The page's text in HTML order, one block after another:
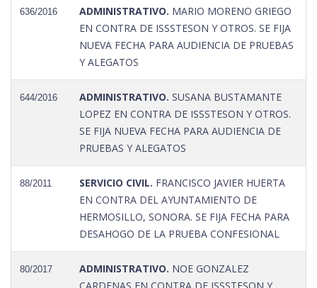
636/2016 ADMINISTRATIVO. MARIO MORENO GRIEGO
EN CONTRA DE ISSSTESON Y OTROS. SE FIJA
NUEVA FECHA PARA AUDIENCIA DE PRUEBAS
Y ALEGATOS
644/2016 ADMINISTRATIVO. SUSANA BUSTAMANTE
LOPEZ EN CONTRA DE ISSSTESON Y OTROS.
SE FIJA NUEVA FECHA PARA AUDIENCIA DE
PRUEBAS Y ALEGATOS
88/2011 SERVICIO CIVIL. FRANCISCO JAVIER HUERTA
EN CONTRA DEL AYUNTAMIENTO DE
HERMOSILLO, SONORA. SE FIJA FECHA PARA
DESAHOGO DE LA PRUEBA CONFESIONAL
80/2017 ADMINISTRATIVO. NOE GONZALEZ